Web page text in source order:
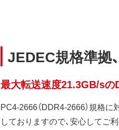
JEDEC規格準拠
最大転送速度21.3GB/sの
PC4-2666（DDR4-2666）規格
しておりますので、安心してご